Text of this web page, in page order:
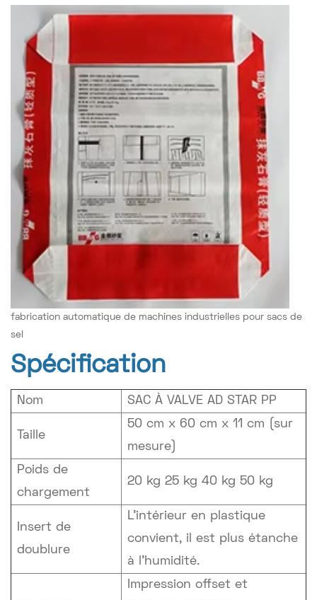
fabrication automatique de machines industrielles pour sacs de
sel
Spécification
Nom SAC À VALVE AD STAR PP
Taille
50 cm x 60 cm x 11 cm (sur
mesure)
Poids de
chargement
20 kg 25 kg 40 kg 50 kg
Insert de
doublure
L'intérieur en plastique
convient, il est plus étanche
à l'humidité.
Impression offset et